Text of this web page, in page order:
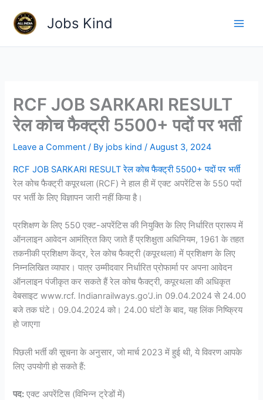
content
Jobs Kind
RCF JOB SARKARI RESULT
रेल कोच फैक्ट्री 5500+ पदों पर भर्ती
Leave a Comment / By jobs kind/August 3, 2024
RCF JOB SARKARI RESULT रेल कोच फैक्ट्री 5500+ पदों पर भर्ती
रेल कोच फैक्ट्री कपूरथला (RCF) ने हाल ही में एक्ट अपरेंटिस के 550 पदों
पर भर्ती के लिए विज्ञापन जारी नहीं किया है।
प्रशिक्षण के लिए 550 एक्ट-अपरेंटिस की नियुक्ति के लिए निर्धारित प्रारूप में
ऑनलाइन आवेदन आमंत्रित किए जाते हैं प्रशिक्षुता अधिनियम, 1961 के तहत
तकनीकी प्रशिक्षण केंद्र, रेल कोच फैक्ट्री (कपूरथला) में प्रशिक्षण के लिए
निम्नलिखित व्यापार। पात्र उम्मीदवार निर्धारित प्रोफार्मा पर अपना आवेदन
ऑनलाइन पंजीकृत कर सकते हैं रेल कोच फैक्ट्री, कपूरथला की अधिकृत
वेबसाइट www.rcf. Indianrailways.go’J.in 09.04.2024 से 24.00
बजे तक घंटे। 09.04.2024 को। 24.00 घंटों के बाद, यह लिंक निष्क्रिय
हो जाएगा
पिछली भर्ती की सूचना के अनुसार, जो मार्च 2023 में हुई थी, ये विवरण आपके
लिए उपयोगी हो सकते हैं:
पद: एक्ट अपरेंटिस (विभिन्न ट्रेडों में)